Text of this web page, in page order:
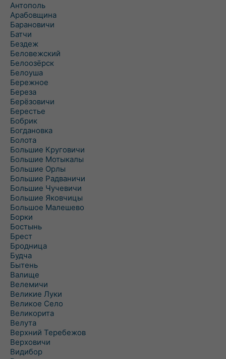
Антополь
Арабовщина
Барановичи
Батчи
Бездеж
Беловежский
Белоозёрск
Белоуша
Бережное
Береза
Берёзовичи
Берестье
Бобрик
Богдановка
Болота
Большие Круговичи
Большие Мотыкалы
Большие Орлы
Большие Радваничи
Большие Чучевичи
Большие Яковчицы
Большое Малешево
Борки
Бостынь
Брест
Бродница
Будча
Бытень
Валище
Велемичи
Великие Луки
Великое Село
Великорита
Велута
Верхний Теребежов
Верховичи
Видибор